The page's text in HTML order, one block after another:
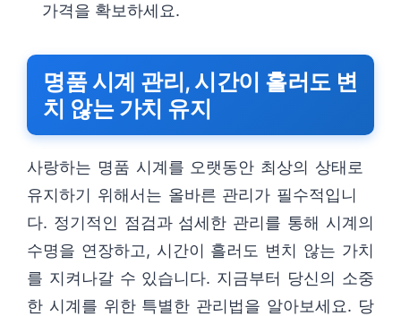
가격을 확보하세요.
명품 시계 관리, 시간이 흘러도 변
치 않는 가치 유지
사랑하는 명품 시계를 오랫동안 최상의 상태로
유지하기 위해서는 올바른 관리가 필수적입니
다. 정기적인 점검과 섬세한 관리를 통해 시계의
수명을 연장하고, 시간이 흘러도 변치 않는 가치
를 지켜나갈 수 있습니다. 지금부터 당신의 소중
한 시계를 위한 특별한 관리법을 알아보세요. 당